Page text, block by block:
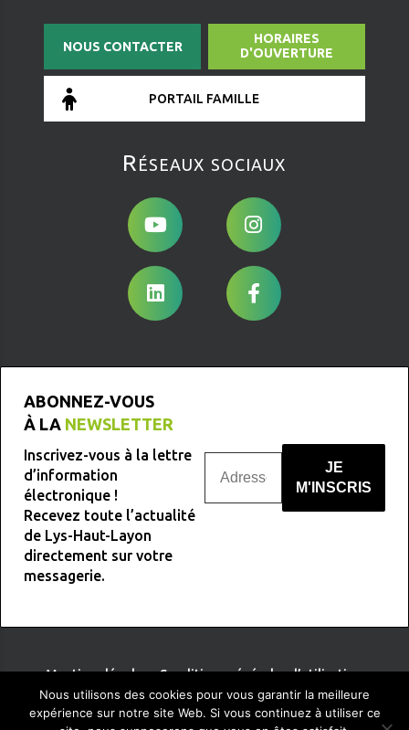
NOUS CONTACTER
HORAIRES
D'OUVERTURE
PORTAIL FAMILLE
Réseaux sociaux
ABONNEZ-VOUS
À LA NEWSLETTER
Inscrivez-vous à la lettre
d’information
électronique !
Recevez toute l’actualité
de Lys-Haut-Layon
directement sur votre
messagerie.
Mentions légales-Conditions générales d’utilisation
Nous utilisons des cookies pour vous garantir la meilleure
expérience sur notre site Web. Si vous continuez à utiliser ce